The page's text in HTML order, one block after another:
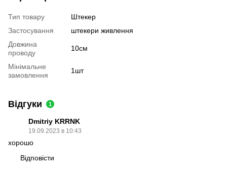
Тип товару
Штекер
Застосування
штекери живлення
Довжина
проводу
10см
Мінімальне
замовлення
1шт
Відгуки 1
Dmitriy KRRNK
19.09.2023 в 10:43
хорошо
Відповісти